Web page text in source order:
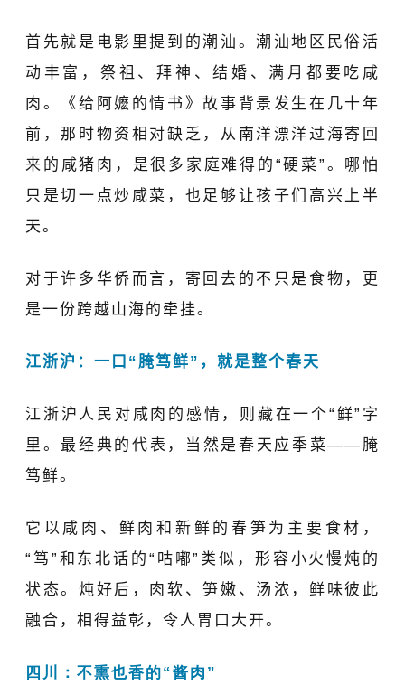
首先就是电影里提到的潮汕。潮汕地区民俗活
动丰富，祭祖、拜神、结婚、满月都要吃咸
肉。《给阿嬷的情书》故事背景发生在几十年
前，那时物资相对缺乏，从南洋漂洋过海寄回
来的咸猪肉，是很多家庭难得的“硬菜”。哪怕
只是切一点炒咸菜，也足够让孩子们高兴上半
天。
对于许多华侨而言，寄回去的不只是食物，更
是一份跨越山海的牵挂。
江浙沪：一口“腌笃鲜”，就是整个春天
江浙沪人民对咸肉的感情，则藏在一个“鲜”字
里。最经典的代表，当然是春天应季菜——腌
笃鲜。
它以咸肉、鲜肉和新鲜的春笋为主要食材，
“笃”和东北话的“咕嘟”类似，形容小火慢炖的
状态。炖好后，肉软、笋嫩、汤浓，鲜味彼此
融合，相得益彰，令人胃口大开。
四川：不熏也香的“酱肉”